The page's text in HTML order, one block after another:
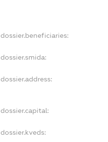
dossier.beneficiaries:
dossier.smida:
dossier.address:
dossier.capital:
dossier.kveds: